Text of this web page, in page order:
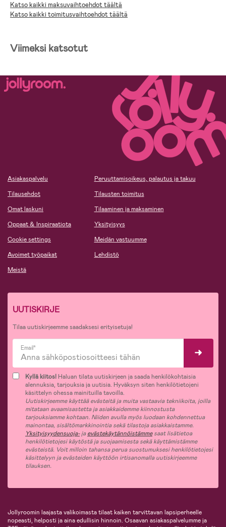
Katso kaikki maksuvaihtoehdot täältä
Katso kaikki toimitusvaihtoehdot täältä
Viimeksi katsotut
Asiakaspalvelu
Tilausehdot
Omat laskuni
Oppaat & Inspiraatiota
Cookie settings
Avoimet työpaikat
Meistä
Peruuttamisoikeus, palautus ja takuu
Tilausten toimitus
Tilaaminen ja maksaminen
Yksityisyys
Meidän vastuumme
Lehdistö
UUTISKIRJE
Tilaa uutiskirjeemme saadaksesi erityisetuja!
Email*
Kyllä kiitos! Haluan tilata uutiskirjeen ja saada henkilökohtaisia
alennuksia, tarjouksia ja uutisia. Hyväksyn siten henkilötietojeni
käsittelyn ohessa mainituilla tavoilla.
Uutiskirjeemme käyttää evästeitä ja muita vastaavia tekniikoita, joilla
mitataan avaamisastetta ja asiakkaidemme kiinnostusta
tarjouksiamme kohtaan. Niiden avulla myös luodaan kohdennettua
mainontaa, sisältömarkkinointia sekä tilastoja asiakkaistamme.
Yksityisyydensuoja-jaevästekäytännöistämmesaat lisätietoa
henkilötietojesi käytöstä ja suojaamisesta sekä käyttämistämme
evästeistä. Voit milloin tahansa perua suostumuksesi henkilötietojesi
käsittelyyn ja evästeiden käyttöön irtisanomalla uutiskirjeemme
tilauksen.
Jollyroomin laajasta valikoimasta tilaat kaiken tarvittavan lapsiperheelle
nopeasti, helposti ja aina edullisin hinnoin. Osaavan asiakaspalvelumme ja